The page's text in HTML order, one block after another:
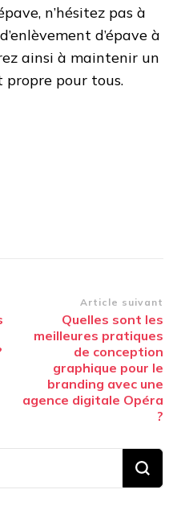
n’hésitez pas à
d’épave à
ainsi à maintenir un
pour tous.
Article suivant
Quelles sont les
meilleures pratiques
de conception
graphique pour le
branding avec une
agence digitale Opéra
?